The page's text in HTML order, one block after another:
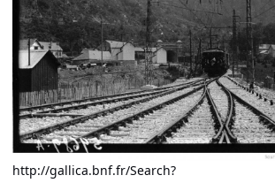
http://gallica.bnf.fr/Search?